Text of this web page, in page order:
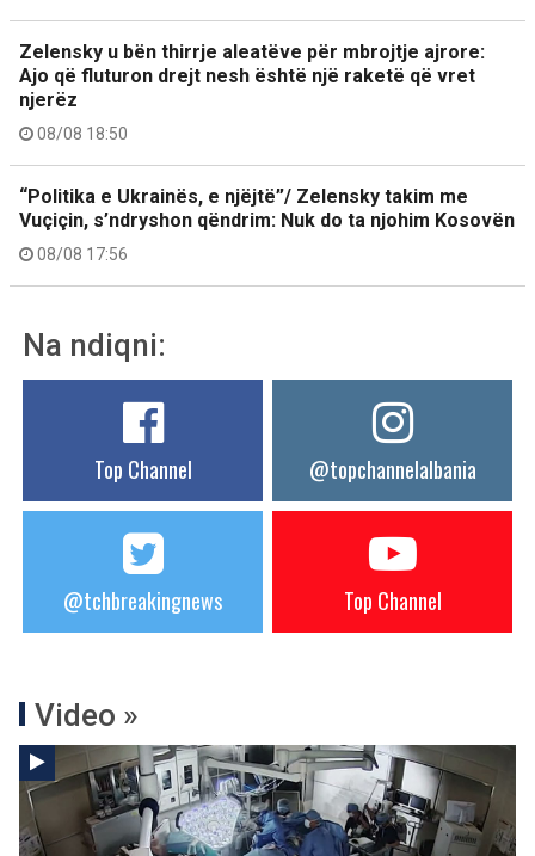
Zelensky u bën thirrje aleatëve për mbrojtje ajrore:
Ajo që fluturon drejt nesh është një raketë që vret
njerëz
08/08 18:50
“Politika e Ukrainës, e njëjtë”/ Zelensky takim me
Vuçiçin, s’ndryshon qëndrim: Nuk do ta njohim Kosovën
08/08 17:56
Na ndiqni:
Top Channel @topchannelalbania
@tchbreakingnews Top Channel
Video »